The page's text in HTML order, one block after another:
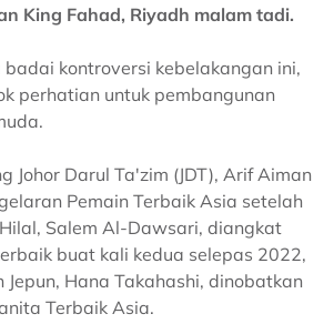
King Fahad, Riyadh malam tadi.
kontroversi kebelakangan ini,
perhatian untuk pembangunan
Johor Darul Ta'zim (JDT), Arif Aiman
Pemain Terbaik Asia setelah
Salem Al-Dawsari, diangkat
buat kali kedua selepas 2022,
Hana Takahashi, dinobatkan
Terbaik Asia.